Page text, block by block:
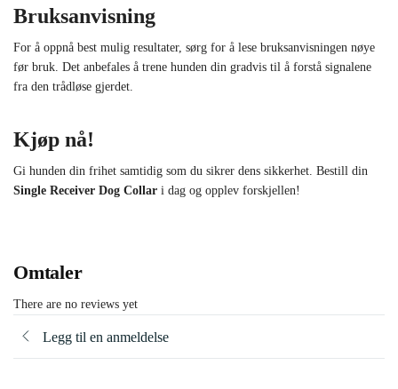
Bruksanvisning
For å oppnå best mulig resultater, sørg for å lese bruksanvisningen nøye
før bruk. Det anbefales å trene hunden din gradvis til å forstå signalene
fra den trådløse gjerdet.
Kjøp nå!
Gi hunden din frihet samtidig som du sikrer dens sikkerhet. Bestill din
Single Receiver Dog Collar i dag og opplev forskjellen!
Omtaler
There are no reviews yet
Legg til en anmeldelse